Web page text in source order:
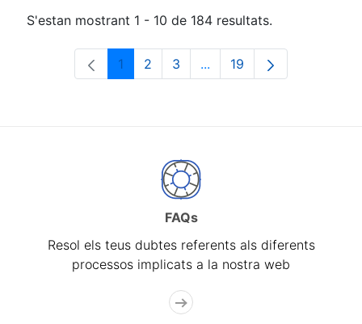
S'estan mostrant 1 - 10 de 184 resultats.
Pàgina
1 Pàgina
2 Pàgina
3 ...Pàgines intermèdies
Pàgina
19
FAQs
Resol els teus dubtes referents als diferents
processos implicats a la nostra web